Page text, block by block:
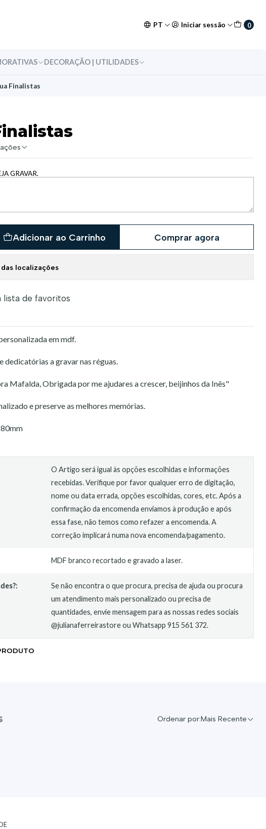
PT Iniciar sessão 0
DECORAÇÃO | UTILIDADES
Finalistas
GRAVAR.
Adicionar ao Carrinho Comprar agora
localizações
lista de favoritos
em mdf.
dedicatórias a gravar nas réguas.
Mafalda, Obrigada por me ajudares a crescer, beijinhos da Inês"
e preserve as melhores memórias.
O Artigo será igual às opções escolhidas e informações
recebidas. Verifique por favor qualquer erro de digitação,
nome ou data errada, opções escolhidas, cores, etc. Após a
confirmação da encomenda enviamos à produção e após
essa fase, não temos como refazer a encomenda. A
correção implicará numa nova encomenda/pagamento.
MDF branco recortado e gravado a laser.
Se não encontra o que procura, precisa de ajuda ou procura
um atendimento mais personalizado ou precisa de
quantidades, envie mensagem para as nossas redes sociais
@julianaferreirastore ou Whatsapp 915 561 372.
Ordenar por:Mais Recente